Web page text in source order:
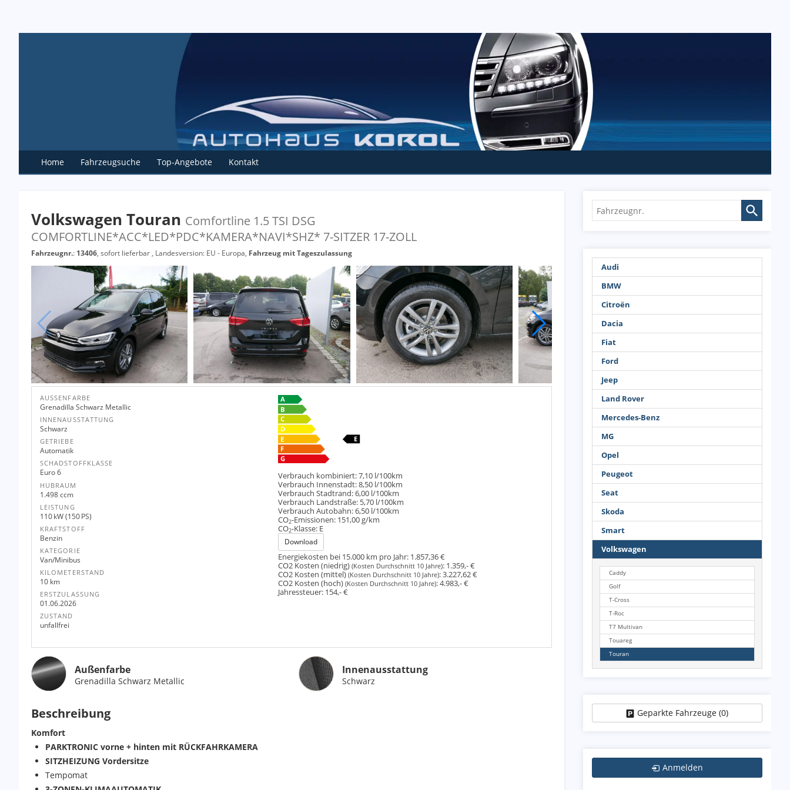
Home Fahrzeugsuche Top-Angebote Kontakt
Volkswagen Touran Comfortline 1.5 TSI DSG
COMFORTLINE*ACC*LED*PDC*KAMERA*NAVI*SHZ* 7-SITZER 17-ZOLL
Fahrzeugnr.: 13406, sofort lieferbar , Landesversion: EU - Europa, Fahrzeug mit Tageszulassung
AUSSENFARBE
Grenadilla Schwarz Metallic
INNENAUSSTATTUNG
Schwarz
GETRIEBE
Automatik
SCHADSTOFFKLASSE
Euro 6
HUBRAUM
1.498 ccm
LEISTUNG
110 kW (150 PS)
KRAFTSTOFF
Benzin
KATEGORIE
Van/Minibus
KILOMETERSTAND
10 km
ERSTZULASSUNG
01.06.2026
ZUSTAND
unfallfrei
Verbrauch kombiniert:7,10 l/100km
Verbrauch Innenstadt:8,50 l/100km
Verbrauch Stadtrand:6,00 l/100km
Verbrauch Landstraße: 5,70 l/100km
Verbrauch Autobahn:6,50 l/100km
CO2-Emissionen: 151,00 g/km
CO2-Klasse: E
Download
Energiekosten bei 15.000 km pro Jahr: 1.857,36 €
CO2 Kosten (niedrig) (Kosten Durchschnitt 10 Jahre): 1.359,- €
CO2 Kosten (mittel) (Kosten Durchschnitt 10 Jahre):3.227,62 €
CO2 Kosten (hoch) (Kosten Durchschnitt 10 Jahre):4.983,- €
Jahressteuer: 154,- €
Außenfarbe
Grenadilla Schwarz Metallic
Innenausstattung
Innenausstattung
Schwarz
Beschreibung
Komfort
PARKTRONIC vorne + hinten mit RÜCKFAHRKAMERA
SITZHEIZUNG Vordersitze
Tempomat
Fahrzeugnr.
Audi
BMW
Citroën
Dacia
Fiat
Ford
Jeep
Land Rover
Mercedes-Benz
MG
Opel
Peugeot
Seat
Skoda
Smart
Volkswagen
Caddy
Golf
T-Cross
T-Roc
T7 Multivan
Touareg
Touran
Geparkte Fahrzeuge (0)
Anmelden